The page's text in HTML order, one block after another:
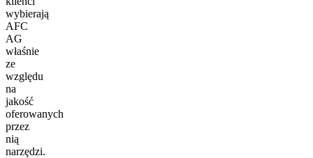
wybierają
AFC
AG
właśnie
ze
względu
na
jakość
oferowanych
przez
nią
narzędzi.